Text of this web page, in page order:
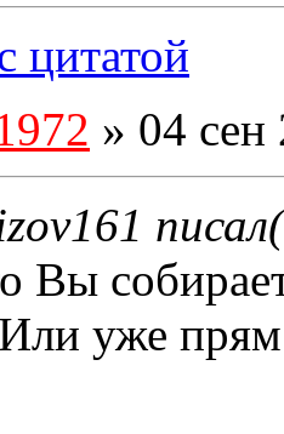
цитатой
» 04 сен
Вы
уже